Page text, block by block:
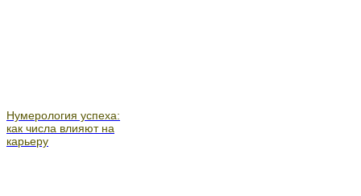
Нумерология успеха:
как числа влияют на
карьеру